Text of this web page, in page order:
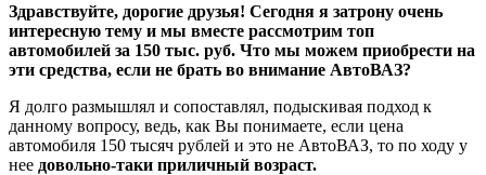
Здравствуйте, дорогие друзья! Сегодня я затрону очень
интересную тему и мы вместе рассмотрим топ
автомобилей за 150 тыс. руб. Что мы можем приобрести на
эти средства, если не брать во внимание АвтоВАЗ?
Я долго размышлял и сопоставлял, подыскивая подход к
данному вопросу, ведь, как Вы понимаете, если цена
автомобиля 150 тысяч рублей и это не АвтоВАЗ, то по ходу у
нее довольно-таки приличный возраст.